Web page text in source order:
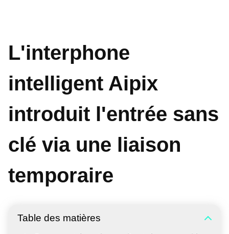
L'interphone
intelligent Aipix
introduit l'entrée sans
clé via une liaison
temporaire
Table des matières